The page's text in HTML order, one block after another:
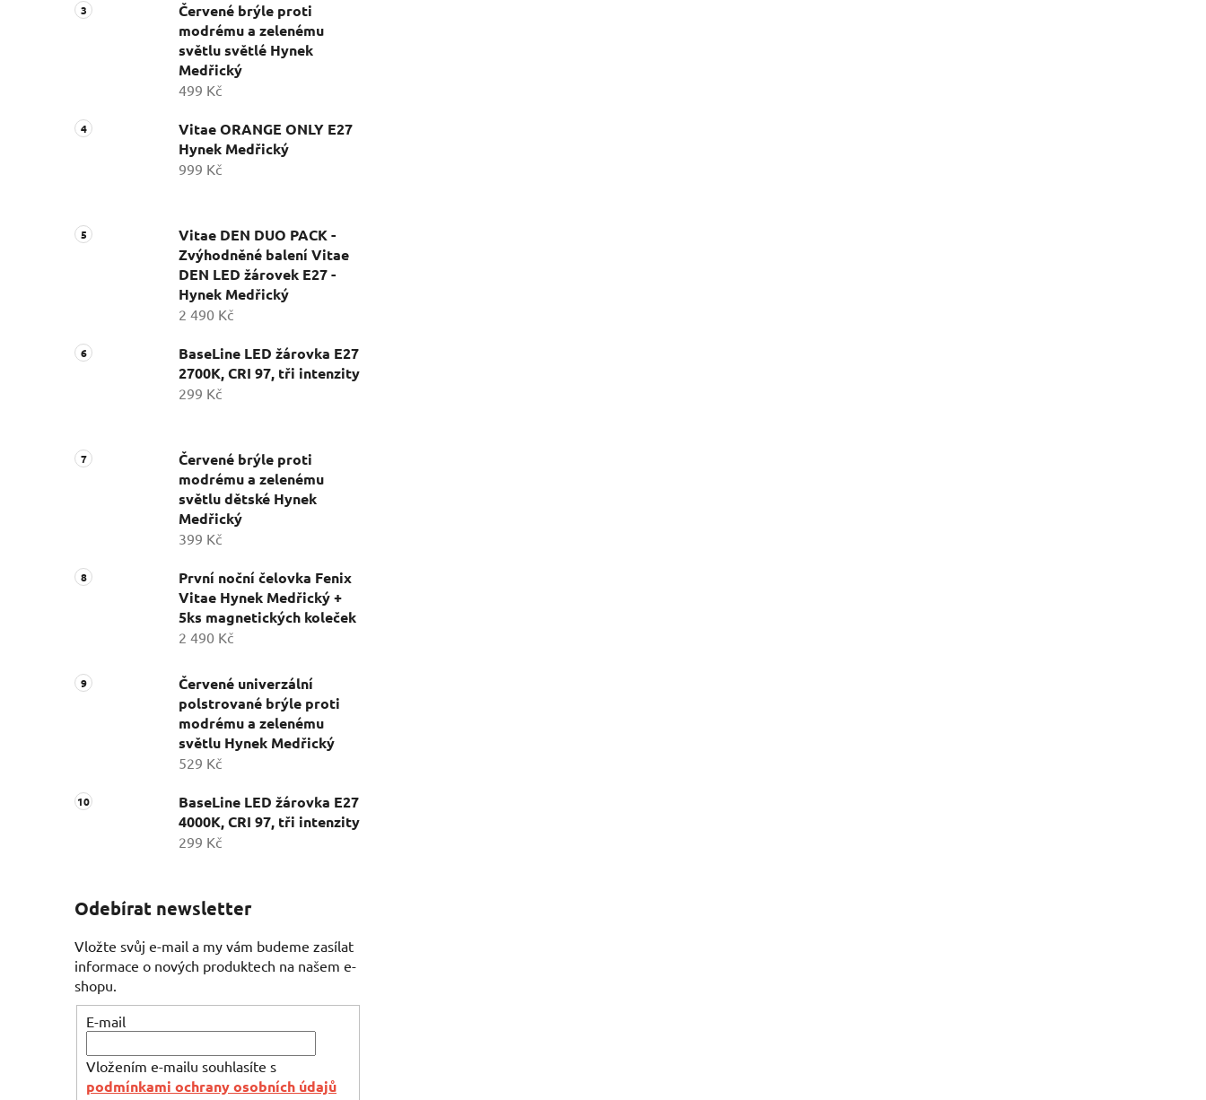
Červené brýle proti
modrému a zelenému
světlu světlé Hynek
Medřický
499 Kč
Vitae ORANGE ONLY E27
Hynek Medřický
999 Kč
Vitae DEN DUO PACK -
Zvýhodněné balení Vitae
DEN LED žárovek E27 -
Hynek Medřický
2 490 Kč
BaseLine LED žárovka E27
2700K, CRI 97, tři intenzity
299 Kč
Červené brýle proti
modrému a zelenému
světlu dětské Hynek
Medřický
399 Kč
První noční čelovka Fenix
Vitae Hynek Medřický +
5ks magnetických koleček
2 490 Kč
Červené univerzální
polstrované brýle proti
modrému a zelenému
světlu Hynek Medřický
529 Kč
BaseLine LED žárovka E27
4000K, CRI 97, tři intenzity
299 Kč
Odebírat newsletter
Vložte svůj e-mail a my vám budeme zasílat
informace o nových produktech na našem e-
shopu.
E-mail
Vložením e-mailu souhlasíte s
podmínkami ochrany osobních údajů